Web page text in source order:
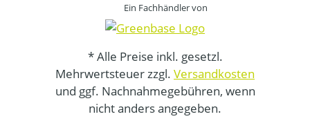
Ein Fachhändler von
* Alle Preise inkl. gesetzl.
Mehrwertsteuer zzgl. Versandkosten
und ggf. Nachnahmegebühren, wenn
nicht anders angegeben.